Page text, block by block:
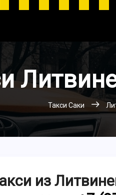
Такси Саки
из